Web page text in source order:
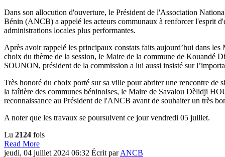
Dans son allocution d'ouverture, le Président de l'Association
Bénin (ANCB) a appelé les acteurs communaux à renforcer l'esprit
administrations locales plus performantes.
Après avoir rappelé les principaux constats faits aujourd’hui dans
choix du thème de la session, le Maire de la commune de Kouandé
SOUNON, président de la commission a lui aussi insisté sur
Très honoré du choix porté sur sa ville pour abriter une rencontre de
la faîtière des communes béninoises, le Maire de Savalou Dèlidji
reconnaissance au Président de l'ANCB avant de souhaiter un très
A noter que les travaux se poursuivent ce jour vendredi 05 juillet.
Lu 2124 fois
Read More
jeudi, 04 juillet 2024 06:32 Écrit parANCB